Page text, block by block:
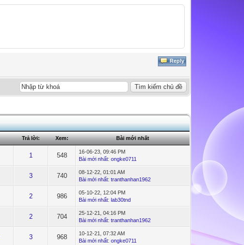
Reply
Trả lời: Xem: Bài mới nhất
1 548
16-06-23, 09:46 PM
Bài mới nhất:ongke0711
3 740
08-12-22, 01:01 AM
Bài mới nhất:tranthanhan1962
2 986
05-10-22, 12:04 PM
Bài mới nhất:lab30tnd
2 704
25-12-21, 04:16 PM
Bài mới nhất:tranthanhan1962
3 968
10-12-21, 07:32 AM
Bài mới nhất:ongke0711